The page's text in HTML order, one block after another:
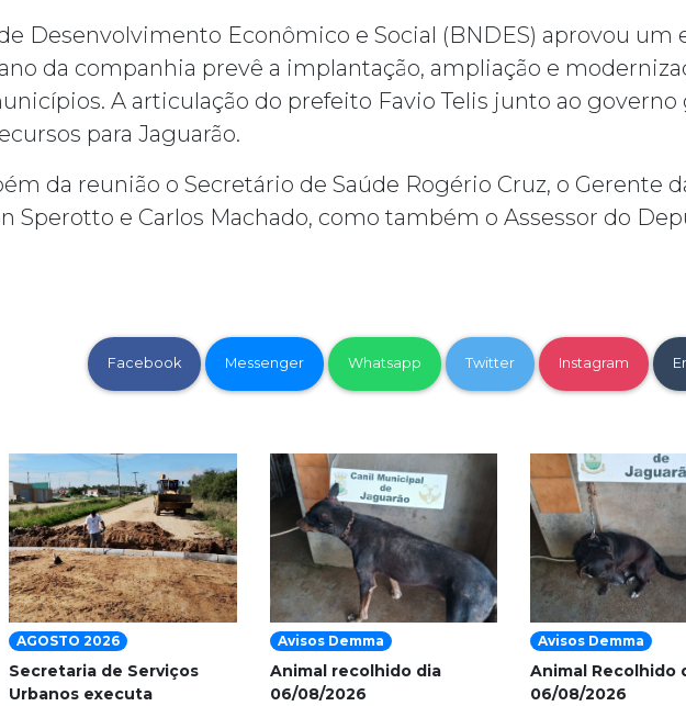
Desenvolvimento Econômico e Social (BNDES) aprovou
da companhia prevê a implantação, ampliação e
A articulação do prefeito Favio Telis junto ao
para Jaguarão.
da reunião o Secretário de Saúde Rogério Cruz, o Gerente
Sperotto e Carlos Machado, como também o Assessor do
Facebook Messenger Whatsapp Twitter Instagram
AGOSTO 2026
Secretaria de Serviços
Urbanos executa
Avisos Demma
Animal recolhido dia
06/08/2026
Avisos Demma
Animal Recolhido
06/08/2026